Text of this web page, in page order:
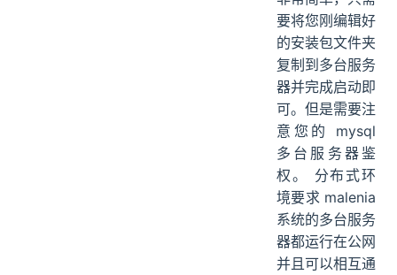
要将您刚编辑好
的安装包文件夹
复制到多台服务
器并完成启动即
可。但是需要注
意您的 mysql
多台服务器鉴
权。 分布式环
境要求 malenia
系统的多台服务
器都运行在公网
并且可以相互通